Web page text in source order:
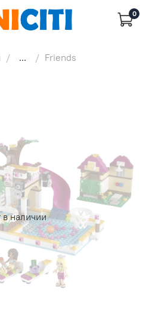
0
... Friends
в наличии